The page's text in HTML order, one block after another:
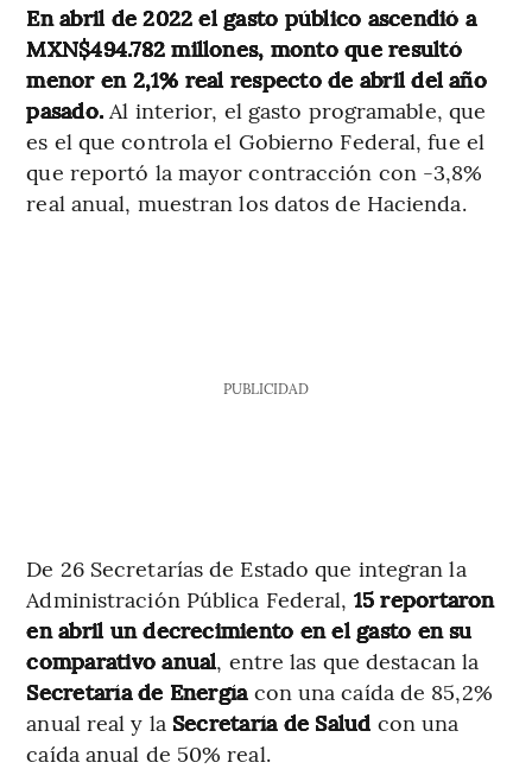
En abril de 2022 el gasto público ascendió a
MXN$494.782 millones, monto que resultó
menor en 2,1% real respecto de abril del año
pasado. Al interior, el gasto programable, que
es el que controla el Gobierno Federal, fue el
que reportó la mayor contracción con -3,8%
real anual, muestran los datos de Hacienda.
PUBLICIDAD
De 26 Secretarías de Estado que integran la
Administración Pública Federal, 15 reportaron
en abril un decrecimiento en el gasto en su
comparativo anual, entre las que destacan la
Secretaría de Energíacon una caída de 85,2%
anual real y la Secretaría de Salud con una
caída anual de 50% real.